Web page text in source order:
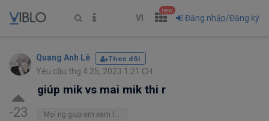
VI
new
Đăng nhập/Đăng ký
Quang Anh Lê Theo dõi
Yêu cầu thg 4 25, 2023 1:21 CH
-23
giúp mik vs mai mik thi r
Mọi ng giup em xem lỗi ở đâu vs. Thanks